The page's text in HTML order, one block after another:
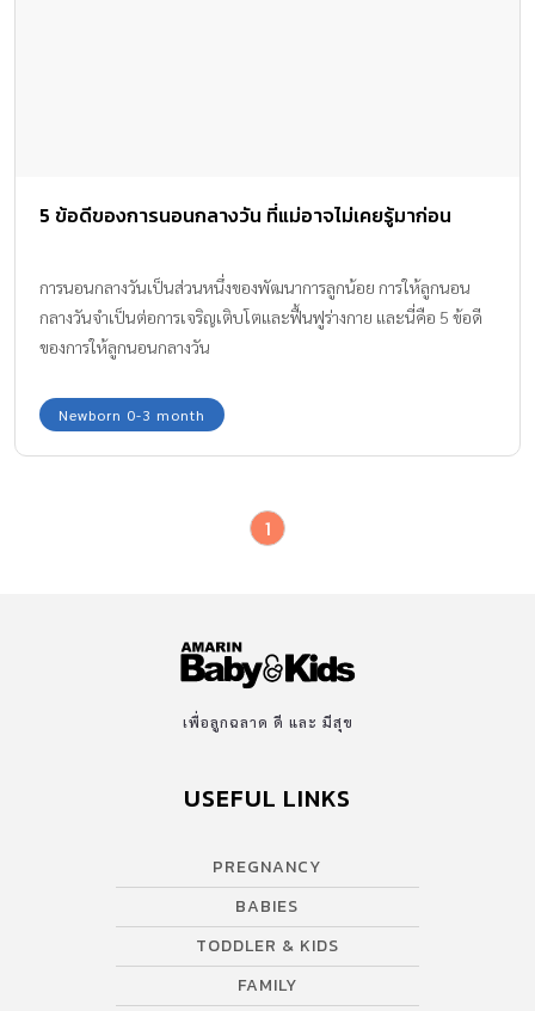
5 ข้อดีของการนอนกลางวัน ที่แม่อาจไม่เคยรู้มาก่อน
การนอนกลางวันเป็นส่วนหนึ่งของพัฒนาการลูกน้อย การให้ลูกนอน
กลางวันจำเป็นต่อการเจริญเติบโตและฟื้นฟูร่างกาย และนี่คือ 5 ข้อดี
ของการให้ลูกนอนกลางวัน
Newborn 0-3 month
1
เพื่อลูกฉลาด ดี และ มีสุข
USEFUL LINKS
PREGNANCY
BABIES
TODDLER & KIDS
FAMILY